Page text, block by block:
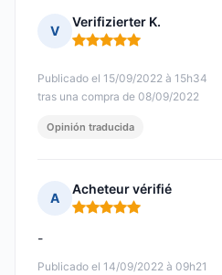
V
Verifizierter K.
Nota: 5 de 5
Publicado el 15/09/2022 à 15h34
tras una compra de 08/09/2022
Opinión traducida
A
Acheteur vérifié
Nota: 5 de 5
Publicado el 14/09/2022 à 09h21
-